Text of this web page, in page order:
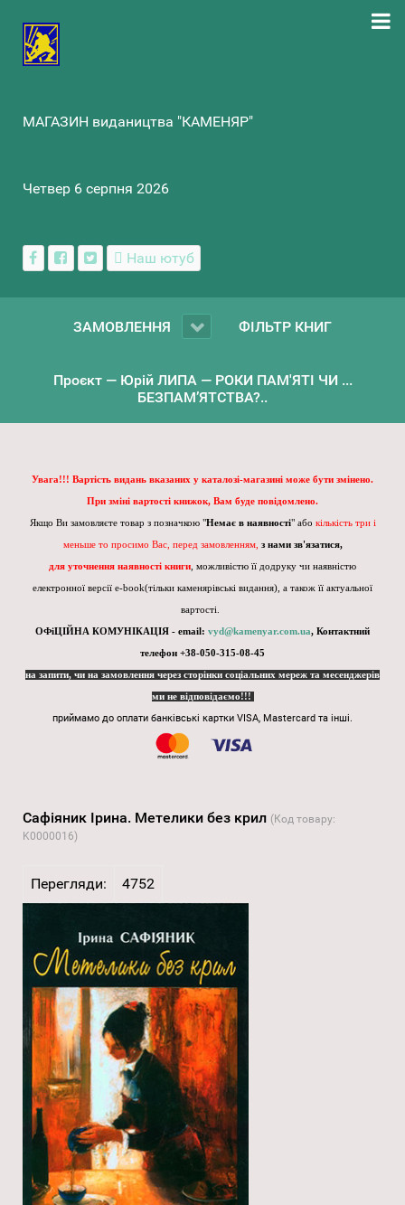
МАГАЗИН видаництва "КАМЕНЯР"
Четвер 6 серпня 2026
Наш ютуб
ЗАМОВЛЕННЯ ФІЛЬТР КНИГ
Проєкт — Юрій ЛИПА — РОКИ ПАМ'ЯТІ ЧИ ...
БЕЗПАМ’ЯТСТВА?..
Увага!!! Вартість видань вказаних у каталозі-магазині може бути змінено.
При зміні вартості книжок, Вам буде повідомлено.
Якщо Ви замовляєте товар з позначкою "Немає в наявності" або кількість три і
меньше то просимо Вас, перед замовленням, з нами зв'язатися,
для уточнення наявності книги , можливістю її додруку чи наявністю
електронної версії e-book(тільки каменярівські видання), а також її актуальної
вартості.
ОФіЦІЙНА КОМУНІКАЦІЯ - email: vyd@kamenyar.com.ua, Контактний
телефон +38-050-315-08-45
на запити, чи на замовлення через сторінки соціальних мереж та месенджерів
ми не відповідаємо!!!
приймамо до оплати банківські картки VISA, Mastercard та інші.
Сафіяник Ірина. Метелики без крил (Код товару:
K0000016)
Перегляди: 4752